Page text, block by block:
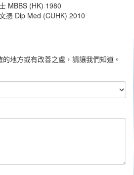
MBBS (HK) 1980
憑 Dip Med (CUHK) 2010
地方或有改善之處，請讓我們知道。